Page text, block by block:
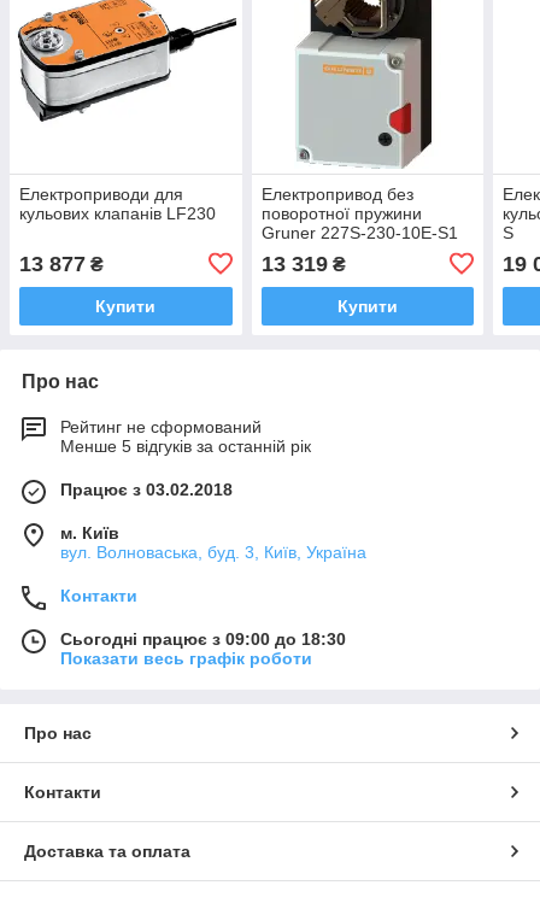
Електроприводи для
кульових клапанів LF230
13 877 ₴
Купити
Електропривод без
поворотної пружини
Gruner 227S-230-10E-S1
13 319₴
Купити
S
19
Про нас
Рейтинг не сформований
Менше 5 відгуків за останній рік
Працює з 03.02.2018
м. Київ
вул. Волноваська, буд. 3, Київ, Україна
Контакти
Сьогодні працює з 09:00 до 18:30
Показати весь графік роботи
Про нас
Контакти
Доставка та оплата